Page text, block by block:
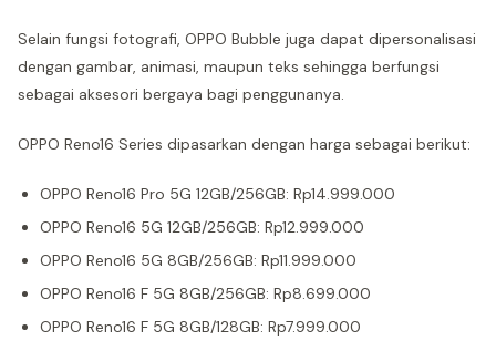
Selain fungsi fotografi, OPPO Bubble juga dapat dipersonalisasi
dengan gambar, animasi, maupun teks sehingga berfungsi
sebagai aksesori bergaya bagi penggunanya.
OPPO Reno16 Series dipasarkan dengan harga sebagai berikut:
OPPO Reno16 Pro 5G 12GB/256GB: Rp14.999.000
OPPO Reno16 5G 12GB/256GB: Rp12.999.000
OPPO Reno16 5G 8GB/256GB: Rp11.999.000
OPPO Reno16 F 5G 8GB/256GB: Rp8.699.000
OPPO Reno16 F 5G 8GB/128GB: Rp7.999.000